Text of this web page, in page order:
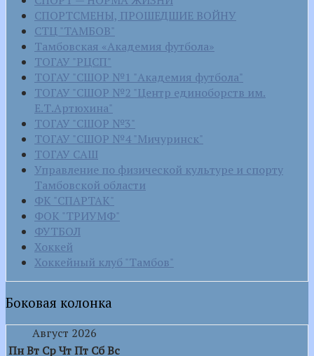
СПОРТСМЕНЫ, ПРОШЕДШИЕ ВОЙНУ
СТЦ "ТАМБОВ"
Тамбовская «Академия футбола»
ТОГАУ "РЦСП"
ТОГАУ "СШОР №1 "Академия футбола"
ТОГАУ "СШОР №2 "Центр единоборств им.
Е.Т.Артюхина"
ТОГАУ "СШОР №3"
ТОГАУ "СШОР №4 "Мичуринск"
ТОГАУ САШ
Управление по физической культуре и спорту
Тамбовской области
ФК "СПАРТАК"
ФОК "ТРИУМФ"
ФУТБОЛ
Хоккей
Хоккейный клуб "Тамбов"
Боковая колонка
Август 2026
ПнВт СрЧтПт СбВс